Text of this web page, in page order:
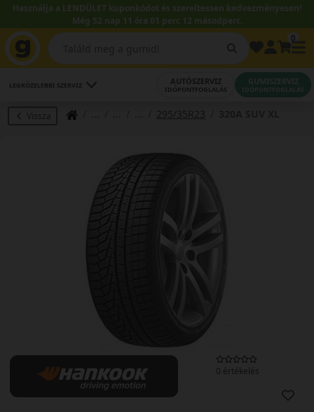
Használja a LENDÜLET kuponkódot és szereltessen kedvezményesen!
Még 52 nap 11 óra 01 perc 11 másodperc.
LEGKÖZELEBBI SZERVIZ AUTÓSZERVIZ
IDŐPONTFOGLALÁS
GUMISZERVIZ
IDŐPONTFOGLALÁS
Vissza 295/35R23
0 értékelés